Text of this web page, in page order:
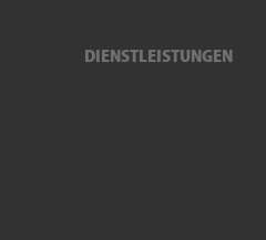
DIENSTLEISTUNGEN